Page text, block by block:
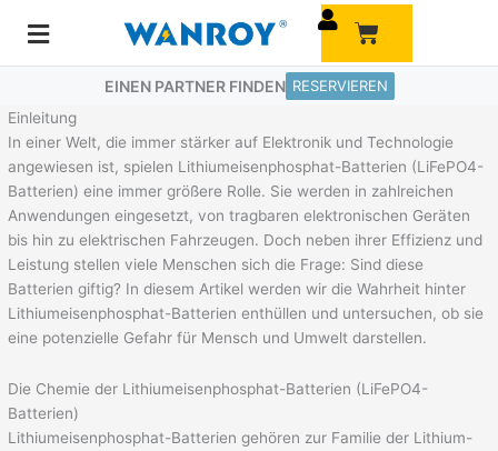
Inhalt
Warenkorb
EINEN PARTNER FINDEN RESERVIEREN
Einleitung
In einer Welt, die immer stärker auf Elektronik und Technologie
angewiesen ist, spielen Lithiumeisenphosphat-Batterien (LiFePO4-
Batterien) eine immer größere Rolle. Sie werden in zahlreichen
Anwendungen eingesetzt, von tragbaren elektronischen Geräten
bis hin zu elektrischen Fahrzeugen. Doch neben ihrer Effizienz und
Leistung stellen viele Menschen sich die Frage: Sind diese
Batterien giftig? In diesem Artikel werden wir die Wahrheit hinter
Lithiumeisenphosphat-Batterien enthüllen und untersuchen, ob sie
eine potenzielle Gefahr für Mensch und Umwelt darstellen.
Die Chemie der Lithiumeisenphosphat-Batterien (LiFePO4-
Batterien)
Lithiumeisenphosphat-Batterien gehören zur Familie der Lithium-